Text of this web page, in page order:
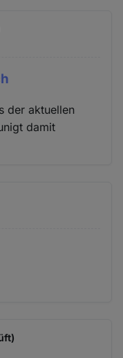
der aktuellen
damit